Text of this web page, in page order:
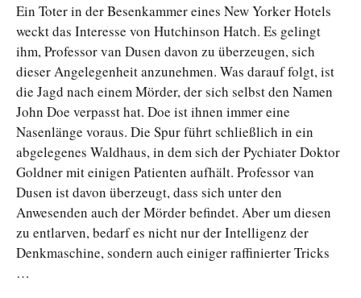
Ein Toter in der Besenkammer eines New Yorker Hotels
weckt das Interesse von Hutchinson Hatch. Es gelingt
ihm, Professor van Dusen davon zu überzeugen, sich
dieser Angelegenheit anzunehmen. Was darauf folgt, ist
die Jagd nach einem Mörder, der sich selbst den Namen
John Doe verpasst hat. Doe ist ihnen immer eine
Nasenlänge voraus. Die Spur führt schließlich in ein
abgelegenes Waldhaus, in dem sich der Pychiater Doktor
Goldner mit einigen Patienten aufhält. Professor van
Dusen ist davon überzeugt, dass sich unter den
Anwesenden auch der Mörder befindet. Aber um diesen
zu entlarven, bedarf es nicht nur der Intelligenz der
Denkmaschine, sondern auch einiger raffinierter Tricks
…